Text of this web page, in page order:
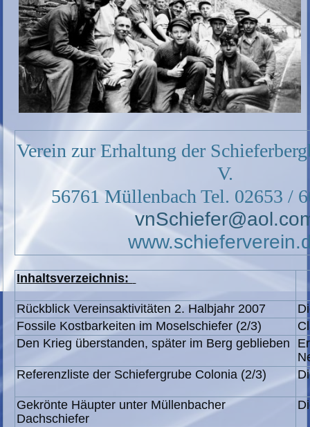
Verein zur Erhaltung der
V.
56761 Müllenbach Tel. 02653 /
Inhaltsverzeichnis:
Rückblick Vereinsaktivitäten 2. Halbjahr 2007
Fossile Kostbarkeiten im Moselschiefer (2/3)
Den Krieg überstanden, später im Berg geblieben
Referenzliste der Schiefergrube Colonia (2/3)
Gekrönte Häupter unter Müllenbacher
Dachschiefer